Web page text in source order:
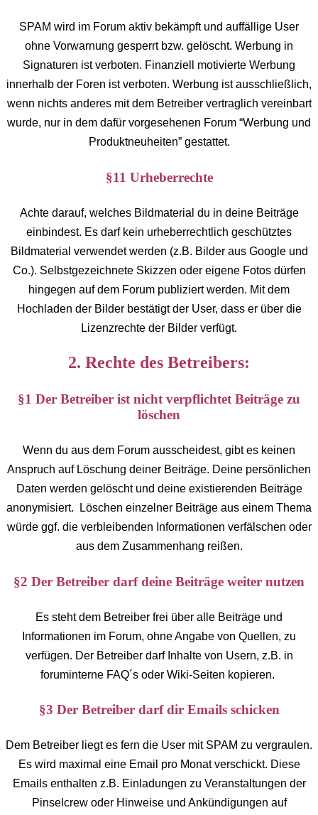
SPAM wird im Forum aktiv bekämpft und auffällige User
ohne Vorwarnung gesperrt bzw. gelöscht. Werbung in
Signaturen ist verboten. Finanziell motivierte Werbung
innerhalb der Foren ist verboten. Werbung ist ausschließlich,
wenn nichts anderes mit dem Betreiber vertraglich vereinbart
wurde, nur in dem dafür vorgesehenen Forum “Werbung und
Produktneuheiten” gestattet.
§11 Urheberrechte
Achte darauf, welches Bildmaterial du in deine Beiträge
einbindest. Es darf kein urheberrechtlich geschütztes
Bildmaterial verwendet werden (z.B. Bilder aus Google und
Co.). Selbstgezeichnete Skizzen oder eigene Fotos dürfen
hingegen auf dem Forum publiziert werden. Mit dem
Hochladen der Bilder bestätigt der User, dass er über die
Lizenzrechte der Bilder verfügt.
2. Rechte des Betreibers:
§1 Der Betreiber ist nicht verpflichtet Beiträge zu
löschen
Wenn du aus dem Forum ausscheidest, gibt es keinen
Anspruch auf Löschung deiner Beiträge. Deine persönlichen
Daten werden gelöscht und deine existierenden Beiträge
anonymisiert. Löschen einzelner Beiträge aus einem Thema
würde ggf. die verbleibenden Informationen verfälschen oder
aus dem Zusammenhang reißen.
§2 Der Betreiber darf deine Beiträge weiter nutzen
Es steht dem Betreiber frei über alle Beiträge und
Informationen im Forum, ohne Angabe von Quellen, zu
verfügen. Der Betreiber darf Inhalte von Usern, z.B. in
foruminterne FAQ´s oder Wiki-Seiten kopieren.
§3 Der Betreiber darf dir Emails schicken
Dem Betreiber liegt es fern die User mit SPAM zu vergraulen.
Es wird maximal eine Email pro Monat verschickt. Diese
Emails enthalten z.B. Einladungen zu Veranstaltungen der
Pinselcrew oder Hinweise und Ankündigungen auf